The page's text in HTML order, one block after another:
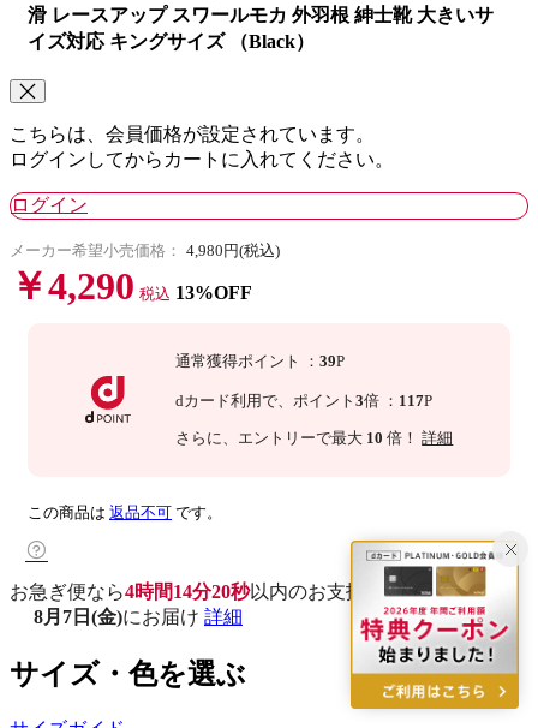
滑 レースアップ スワールモカ 外羽根 紳士靴 大きいサ
イズ対応 キングサイズ （Black）
こちらは、会員価格が設定されています。
ログインしてからカートに入れてください。
ログイン
メーカー希望小売価格： 4,980円(税込)
￥4,290 税込 13%OFF
通常獲得ポイント ：39P
dカード利用で、 ポイント3倍 ： 117P
さらに 、エントリーで最大 10 倍！詳細
この商品は 返品不可 です。
お急ぎ便なら4時間14分19秒以内のお支払いで
8月7日(金)にお届け 詳細
サイズ・色を選ぶ